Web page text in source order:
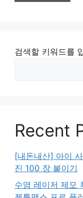
검색할 키워드를
Recent
[내돈내산] 아이
진 100 장 붙이기
수염 레이저 제모